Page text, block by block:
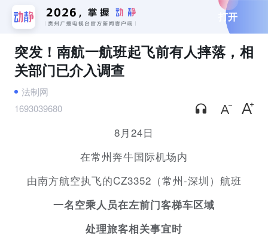
打开
突发！南航一航班起飞前有人摔落，相
关部门已介入调查
法制网
1693039680
8月24日
在常州奔牛国际机场内
由南方航空执飞的CZ3352（常州-深圳）航班
一名空乘人员在左前门客梯车区域
处理旅客相关事宜时